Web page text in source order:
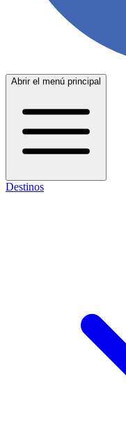
Abrir el menú principal
Destinos